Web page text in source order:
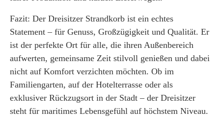
Fazit: Der Dreisitzer Strandkorb ist ein echtes
Statement – für Genuss, Großzügigkeit und Qualität. Er
ist der perfekte Ort für alle, die ihren Außenbereich
aufwerten, gemeinsame Zeit stilvoll genießen und dabei
nicht auf Komfort verzichten möchten. Ob im
Familiengarten, auf der Hotelterrasse oder als
exklusiver Rückzugsort in der Stadt – der Dreisitzer
steht für maritimes Lebensgefühl auf höchstem Niveau.